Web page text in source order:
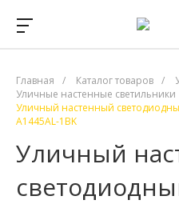
Главная / Каталог товаров /
Уличные настенные светильники
Уличный настенный
A1445AL-1BK
Уличный